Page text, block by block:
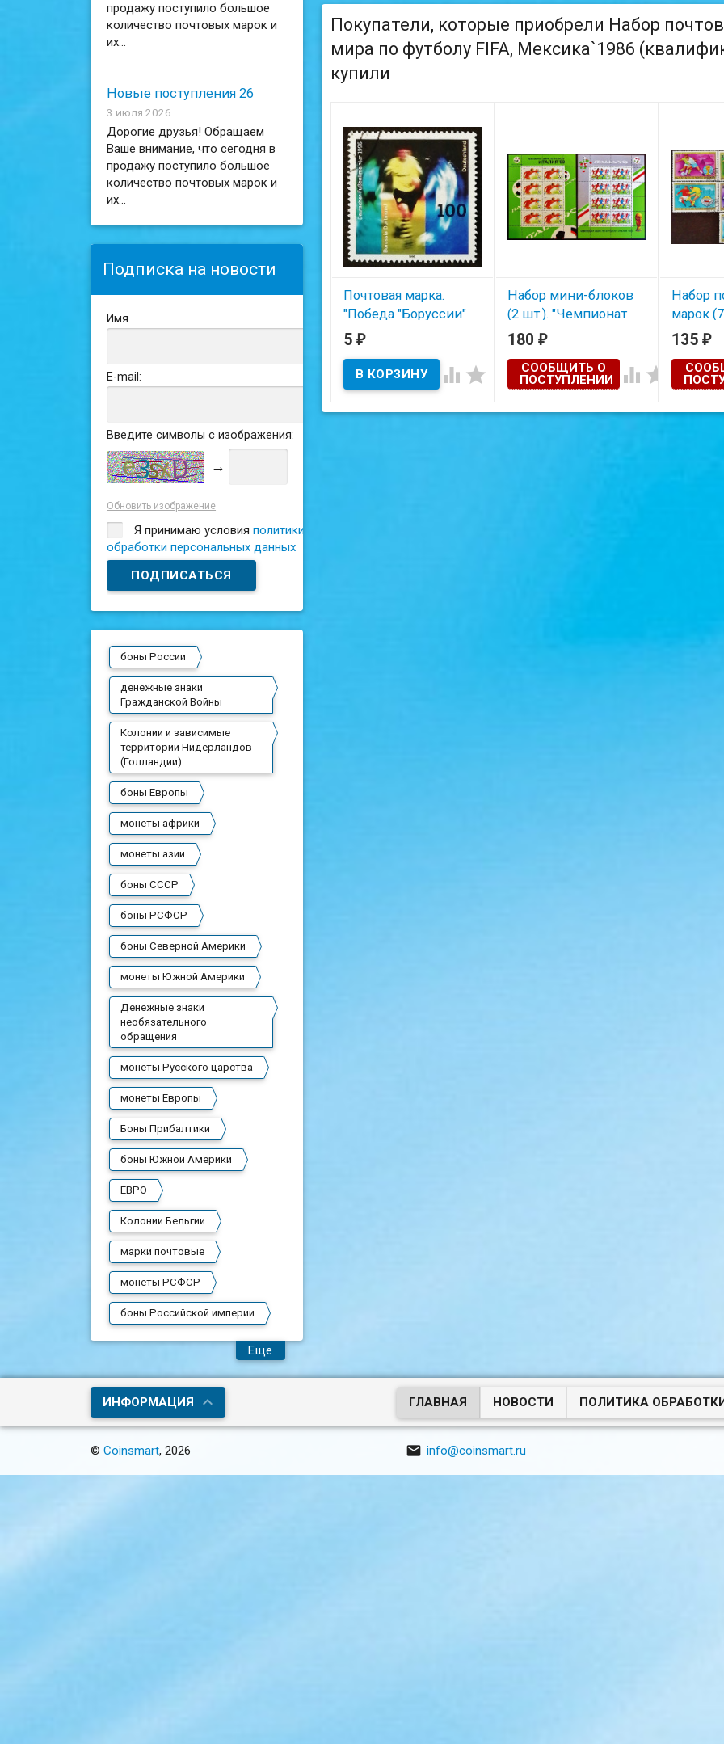
продажу поступило большое
количество почтовых марок и
их...
Новые поступления 26
3 июля 2026
Дорогие друзья! Обращаем
Ваше внимание, что сегодня в
продажу поступило большое
количество почтовых марок и
их...
Подписка на новости
Имя
E-mail:
Введите символы с изображения:
→
Обновить изображение
Я принимаю условияполитики
обработки персональных данных
боны России
денежные знаки
Гражданской Войны
Колонии и зависимые
территории Нидерландов
(Голландии)
боны Европы
монеты африки
монеты азии
боны СССР
боны РСФСР
боны Северной Америки
монеты Южной Америки
Денежные знаки
необязательного
обращения
монеты Русского царства
монеты Европы
Боны Прибалтики
боны Южной Америки
ЕВРО
Колонии Бельгии
марки почтовые
монеты РСФСР
боны Российской империи
Еще
Покупатели, которые приобрели Набор
мира по футболу FIFA, Мексика`1986
купили
Почтовая марка.
"Победа "Боруссии"
(Дортмунд) в
по футболу". 1996 год,
ФРГ.
5 ₽
 
Набор мини-блоков
(2 шт.). "Чемпионат
Мира по футболу,
год, СССР.
180 ₽
СООБЩИТЬ О
ПОСТУПЛЕНИИ
 
Набор
марок
год,
135 ₽
ИНФОРМАЦИЯ ГЛАВНАЯ НОВОСТИ ПОЛИТИКА
©Coinsmart, 2026  info@coinsmart.ru